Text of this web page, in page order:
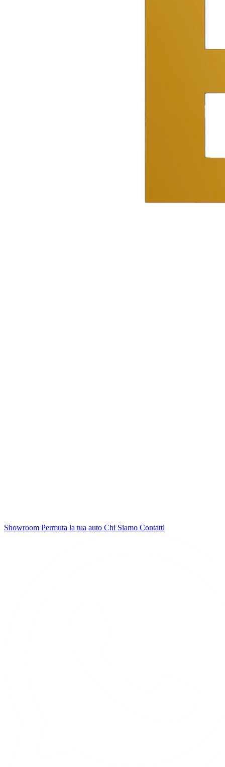
Showroom Permuta la tua auto Chi Siamo Contatti